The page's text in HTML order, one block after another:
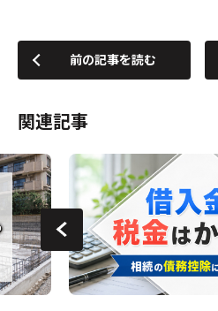
前の記事を読む
関連記事